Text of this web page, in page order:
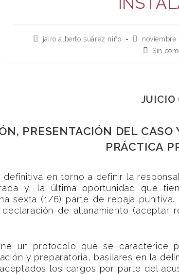
jairo alberto suárez niño noviembre
Sin
JUICIO
PRESENTACIÓN DEL
PRÁCTICA
definitiva en torno a definir la
y, la última oportunidad que
sexta (1/6) parte de rebaja
de allanamiento (aceptar
un protocolo que se caracterice
y preparatoria, basilares en la
los cargos por parte del